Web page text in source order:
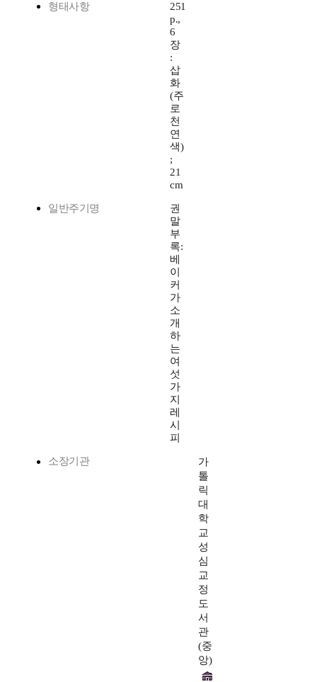
형태사항
251
p.,
6
장
:
삽
화
(주
로
천
연
색)
;
21
cm
일반주기명
권
말
부
록:
베
이
커
가
소
개
하
는
여
섯
가
지
레
시
피
소장기관
가
톨
릭
대
학
교
성
심
교
정
도
서
관
(중
앙)